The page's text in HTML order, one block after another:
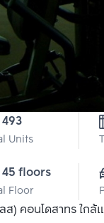
493
Units
45 floors
Floor
) คอนโดสาทร ใก